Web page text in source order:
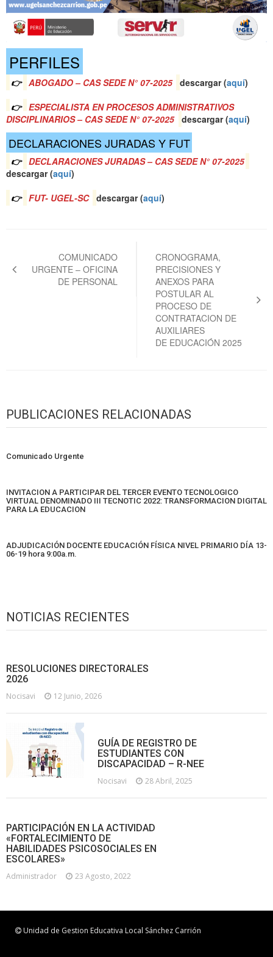
PERFILES
👉 ABOGADO – CAS SEDE N° 07-2025 descargar (aquí)
👉 ESPECIALISTA EN PROCESOS ADMINISTRATIVOS
DISCIPLINARIOS – CAS SEDE N° 07-2025 descargar (aquí)
DECLARACIONES JURADAS Y FUT
👉 DECLARACIONES JURADAS – CAS SEDE N° 07-2025
descargar (aquí)
👉 FUT- UGEL-SC descargar (aquí)
entradas
COMUNICADO
URGENTE – OFICINA
DE PERSONAL
CRONOGRAMA,
PRECISIONES Y
ANEXOS PARA
POSTULAR AL
PROCESO DE
CONTRATACION DE
AUXILIARES
DE EDUCACIÓN 2025
PUBLICACIONES RELACIONADAS
Comunicado Urgente
INVITACION A PARTICIPAR DEL TERCER EVENTO TECNOLOGICO
VIRTUAL DENOMINADO III TECNOTIC 2022: TRANSFORMACION DIGITAL
PARA LA EDUCACION
ADJUDICACIÓN DOCENTE EDUCACIÓN FÍSICA NIVEL PRIMARIO DÍA 13-
06-19 hora 9:00a.m.
NOTICIAS RECIENTES
RESOLUCIONES DIRECTORALES
2026
Nocisavi 12 Junio, 2026
GUÍA DE REGISTRO DE
ESTUDIANTES CON
DISCAPACIDAD – R-NEE
Nocisavi 28 Abril, 2025
PARTICIPACIÓN EN LA ACTIVIDAD
«FORTALECIMIENTO DE
HABILIDADES PSICOSOCIALES EN
ESCOLARES»
Administrador 23 Agosto, 2022
Unidad de Gestion Educativa Local Sánchez Carrión